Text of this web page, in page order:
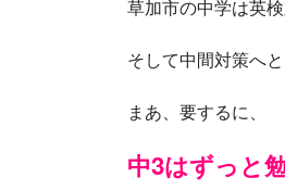
草加市の中学は英検
そして中間対策へ
まあ、要するに、
中3はずっと